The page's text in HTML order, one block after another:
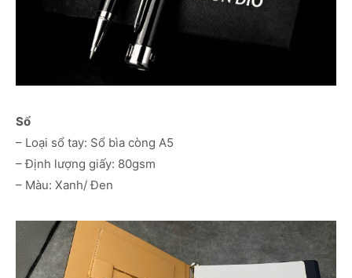
Sổ
– Loại sổ tay: Sổ bìa còng A5
– Định lượng giấy: 80gsm
– Màu: Xanh/ Đen